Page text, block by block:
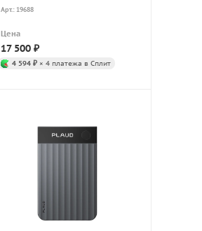
Арт.: 19688
Цена
17 500₽
4 594 ₽× 4 платежа в Сплит